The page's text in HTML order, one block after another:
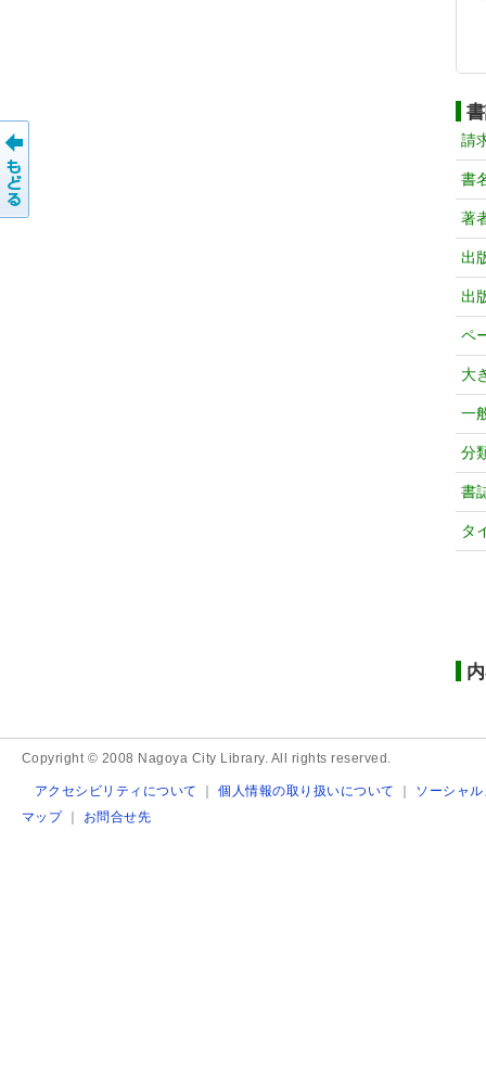
請
書
著
出
出
ペ
大
一
分
書
タ
Copyright © 2008 Nagoya City Library. All rights reserved.
アクセシビリティについて ｜個人情報の取り扱いについて ｜ ソーシャ
マップ｜ お問合せ先